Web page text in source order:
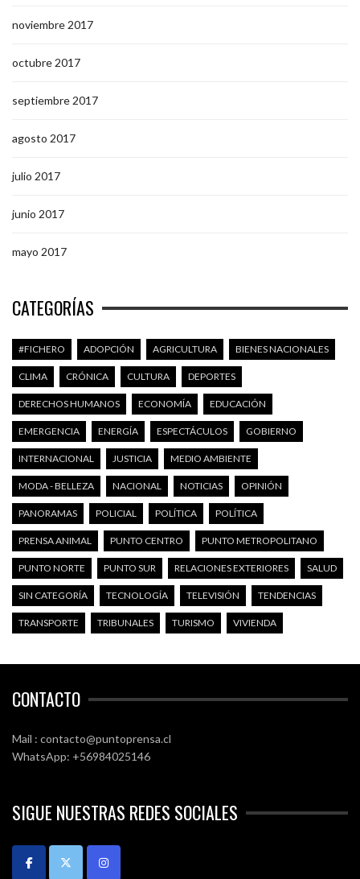
noviembre 2017
octubre 2017
septiembre 2017
agosto 2017
julio 2017
junio 2017
mayo 2017
CATEGORÍAS
#FICHERO ADOPCIÓN AGRICULTURA BIENES NACIONALES
CLIMA CRÓNICA CULTURA DEPORTES
DERECHOS HUMANOS ECONOMÍA EDUCACIÓN
EMERGENCIA ENERGÍA ESPECTÁCULOS GOBIERNO
INTERNACIONAL JUSTICIA MEDIO AMBIENTE
MODA - BELLEZA NACIONAL NOTICIAS OPINIÓN
PANORAMAS POLICIAL POLÍTICA POLÍTICA
PRENSA ANIMAL PUNTO CENTRO PUNTO METROPOLITANO
PUNTO NORTE PUNTO SUR RELACIONES EXTERIORES SALUD
SIN CATEGORÍA TECNOLOGÍA TELEVISIÓN TENDENCIAS
TRANSPORTE TRIBUNALES TURISMO VIVIENDA
CONTACTO
Mail : contacto@puntoprensa.cl
WhatsApp: +56984025146
SIGUE NUESTRAS REDES SOCIALES